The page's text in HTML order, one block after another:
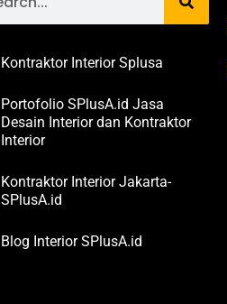
Kontraktor Interior Splusa
Portofolio SPlusA.id Jasa
Desain Interior dan Kontraktor
Interior
Kontraktor Interior Jakarta-
SPlusA.id
Blog Interior SPlusA.id